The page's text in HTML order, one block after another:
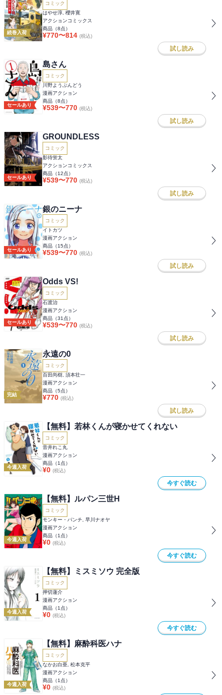
続巻入荷
コミック
はやせ淳, 櫻井寛
アクションコミックス
商品（8点）
¥770〜814 (税込)
試し読み
セールあり
島さん
コミック
川野ようぶんどう
漫画アクション
商品（8点）
¥539〜770 (税込)
試し読み
セールあり
GROUNDLESS
コミック
影待蛍太
アクションコミックス
商品（12点）
¥539〜770 (税込)
試し読み
セールあり
銀のニーナ
コミック
イトカツ
漫画アクション
商品（15点）
¥539〜770 (税込)
試し読み
セールあり
Odds VS!
コミック
石渡治
漫画アクション
商品（31 点）
¥539〜770 (税込)
試し読み
完結
永遠の0
コミック
百田尚樹, 須本壮一
漫画アクション
商品（5点）
¥770 (税込)
試し読み
今週入荷
【無料】若林くんが寝かせてくれない
コミック
音井れこ丸
漫画アクション
商品（1 点）
¥0 (税込)
今すぐ読む
今週入荷
【無料】ルパン三世H
コミック
モンキー・パンチ, 早川ナオヤ
漫画アクション
商品（1 点）
¥0 (税込)
今すぐ読む
今週入荷
【無料】ミスミソウ 完全版
コミック
押切蓮介
漫画アクション
商品（1 点）
¥0 (税込)
今すぐ読む
今週入荷
【無料】麻酔科医ハナ
コミック
なかお白亜, 松本克平
漫画アクション
商品（1 点）
¥0 (税込)